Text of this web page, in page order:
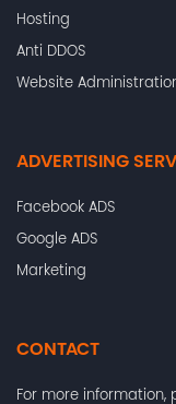
Hosting
Anti DDOS
Website
ADVERTISING
Facebook ADS
Google ADS
Marketing
CONTACT
For more information,